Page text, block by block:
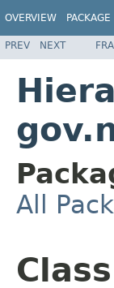
OVERVIEW PACKAGE
PREV NEXT
All